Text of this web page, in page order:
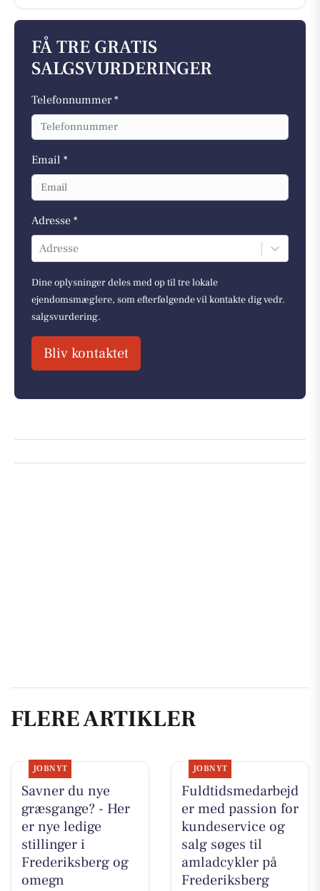
FÅ TRE GRATIS
SALGSVURDERINGER
Telefonnummer *
Email *
Adresse *
Adresse
Dine oplysninger deles med op til tre lokale
ejendomsmæglere, som efterfølgende vil kontakte dig vedr.
salgsvurdering.
Bliv kontaktet
FLERE ARTIKLER
JOBNYT
Savner du nye
græsgange? - Her
er nye ledige
stillinger i
Frederiksberg og
omegn
JOBNYT
Fuldtidsmedarbejd
er med passion for
kundeservice og
salg søges til
amladcykler på
Frederiksberg